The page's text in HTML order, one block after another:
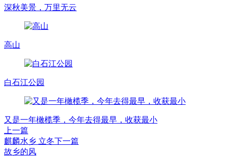
深秋美景，万里无云
高山
白石江公园
又是一年橄榄季，今年去得最早，收获最小
上一篇
麒麟水乡 立冬下一篇
故乡的风